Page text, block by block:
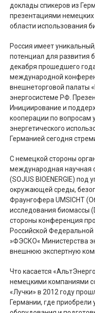
доклады спикеров из
презентациями немецких
области использования
Россия имеет
потенциал для развития
декабря прошедшего
международной
внешнеторговой палаты
энергосистеме РФ.
Инициирование и
кооперации по вопросам
энергетического
Германией сегодня
С немецкой стороны
международная научная
(SOJUS BIOENERGIE) под
окружающей среды,
Фраунгофера UMSICHT
исследования биомассы
стороны конференция
Российской
»ФЭСКО« Министерства
внешнюю экспертную
Что касается
немецкими компаниями
«Лучки» в 2012 году
Германии, где